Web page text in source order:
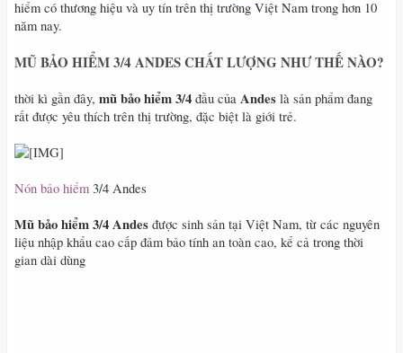
hiểm có thương hiệu và uy tín trên thị trường Việt Nam trong hơn 10
năm nay.
MŨ BẢO HIỂM 3/4 ANDES CHẤT LƯỢNG NHƯ THẾ NÀO?
thời kì gần đây, mũ bảo hiểm 3/4 đầu của Andes là sản phẩm đang
rất được yêu thích trên thị trường, đặc biệt là giới trẻ.
Nón bảo hiểm 3/4 Andes
Mũ bảo hiểm 3/4 Andes được sinh sản tại Việt Nam, từ các nguyên
liệu nhập khẩu cao cấp đảm bảo tính an toàn cao, kể cả trong thời
gian dài dùng